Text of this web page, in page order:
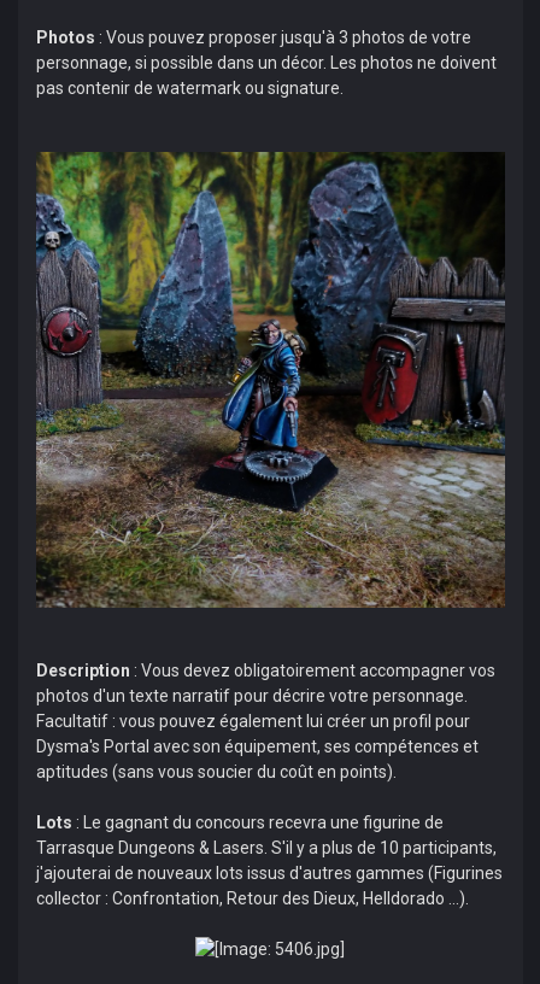
Photos : Vous pouvez proposer jusqu'à 3 photos de votre
personnage, si possible dans un décor. Les photos ne doivent
pas contenir de watermark ou signature.
Description : Vous devez obligatoirement accompagner vos
photos d'un texte narratif pour décrire votre personnage.
Facultatif : vous pouvez également lui créer un profil pour
Dysma's Portal avec son équipement, ses compétences et
aptitudes (sans vous soucier du coût en points).
Lots : Le gagnant du concours recevra une figurine de
Tarrasque Dungeons & Lasers. S'il y a plus de 10 participants,
j'ajouterai de nouveaux lots issus d'autres gammes (Figurines
collector : Confrontation, Retour des Dieux, Helldorado ...).